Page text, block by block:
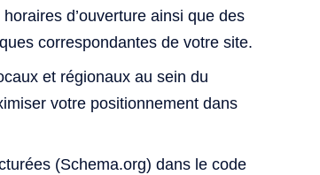
d’ouverture ainsi que des
correspondantes de votre site.
et régionaux au sein du
votre positionnement dans
(Schema.org) dans le code